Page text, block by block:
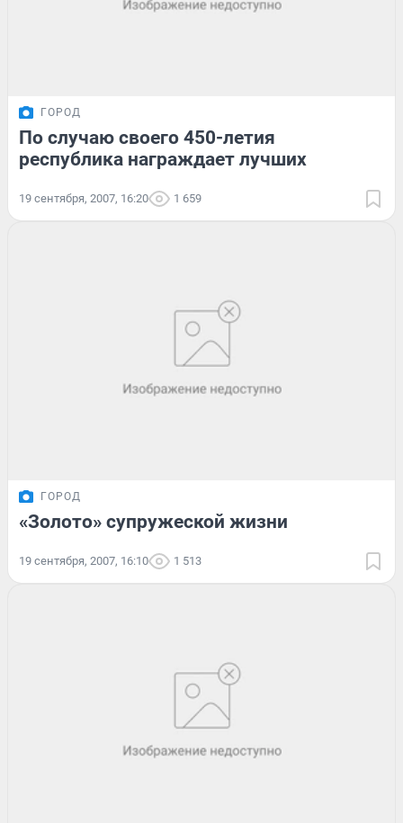
ГОРОД
По случаю своего 450-летия
республика награждает лучших
19 сентября, 2007, 16:20 1 659
ГОРОД
«Золото» супружеской жизни
19 сентября, 2007, 16:10 1 513